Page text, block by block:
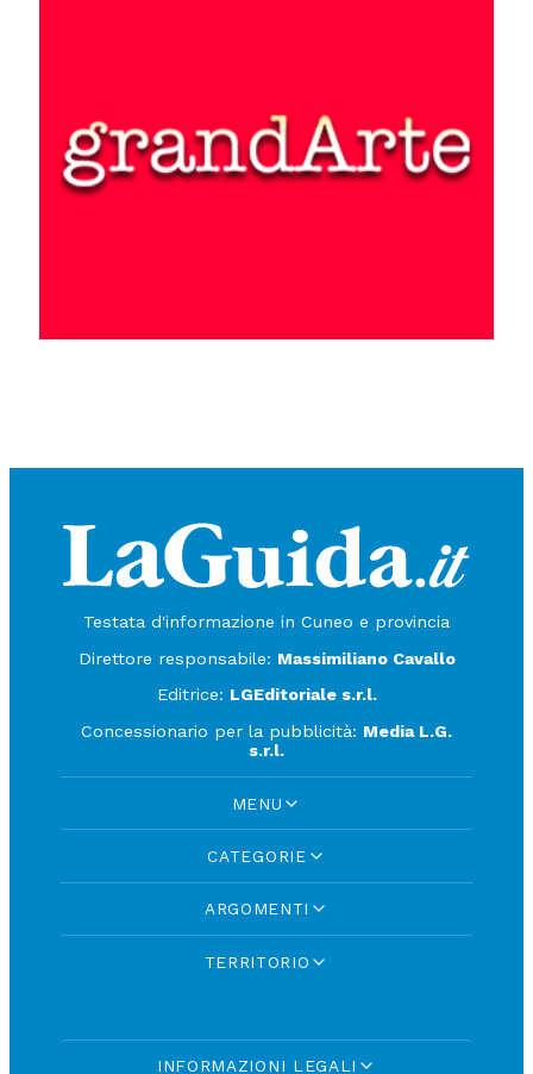
Testata d'informazione in Cuneo e provincia
Direttore responsabile: Massimiliano Cavallo
Editrice: LGEditoriale s.r.l.
Concessionario per la pubblicità: Media L.G.
s.r.l.
MENU
CATEGORIE
ARGOMENTI
TERRITORIO
INFORMAZIONI LEGALI